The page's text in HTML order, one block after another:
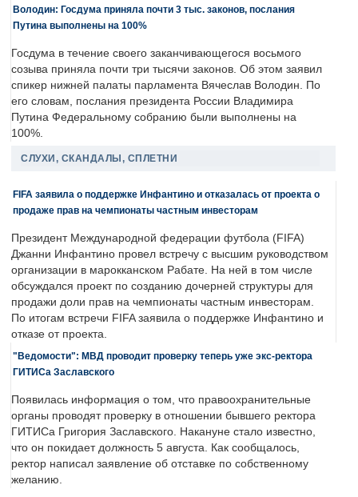
Володин: Госдума приняла почти 3 тыс. законов, послания
Путина выполнены на 100%
Госдума в течение своего заканчивающегося восьмого
созыва приняла почти три тысячи законов. Об этом заявил
спикер нижней палаты парламента Вячеслав Володин. По
его словам, послания президента России Владимира
Путина Федеральному собранию были выполнены на
100%.
СЛУХИ, СКАНДАЛЫ, СПЛЕТНИ
FIFA заявила о поддержке Инфантино и отказалась от проекта о
продаже прав на чемпионаты частным инвесторам
Президент Международной федерации футбола (FIFA)
Джанни Инфантино провел встречу с высшим руководством
организации в марокканском Рабате. На ней в том числе
обсуждался проект по созданию дочерней структуры для
продажи доли прав на чемпионаты частным инвесторам.
По итогам встречи FIFA заявила о поддержке Инфантино и
отказе от проекта.
"Ведомости": МВД проводит проверку теперь уже экс-ректора
ГИТИСа Заславского
Появилась информация о том, что правоохранительные
органы проводят проверку в отношении бывшего ректора
ГИТИСа Григория Заславского. Накануне стало известно,
что он покидает должность 5 августа. Как сообщалось,
ректор написал заявление об отставке по собственному
желанию.